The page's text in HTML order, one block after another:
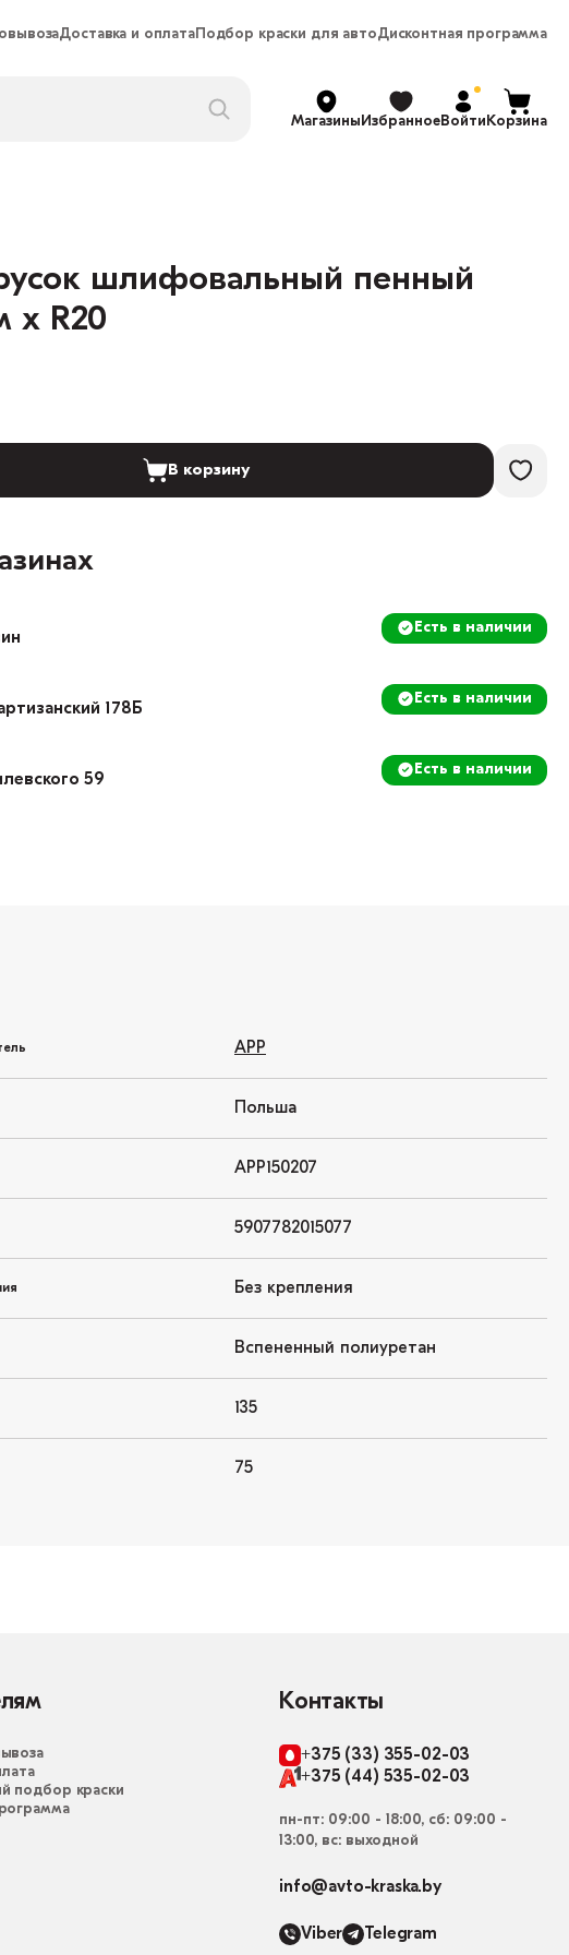
Доставка и оплатаПодбор краски для автоДисконтная программа
МагазиныИзбранноеВойтиКорзина
шлифовальный пенный
х R20
В корзину
Есть в наличии
178Б
Есть в наличии
59
Есть в наличии
APP
Польша
APP150207
5907782015077
Без крепления
Вспененный полиуретан
135
75
подбор краски
Контакты
+375 (33) 355-02-03
+375 (44) 535-02-03
пн-пт: 09:00 - 18:00, сб: 09:00 -
13:00, вс: выходной
info@avto-kraska.by
Viber Telegram